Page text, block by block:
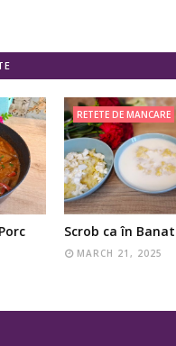
RETETE DE MANCARE
Scrob ca în Banat
MARCH 21, 2025